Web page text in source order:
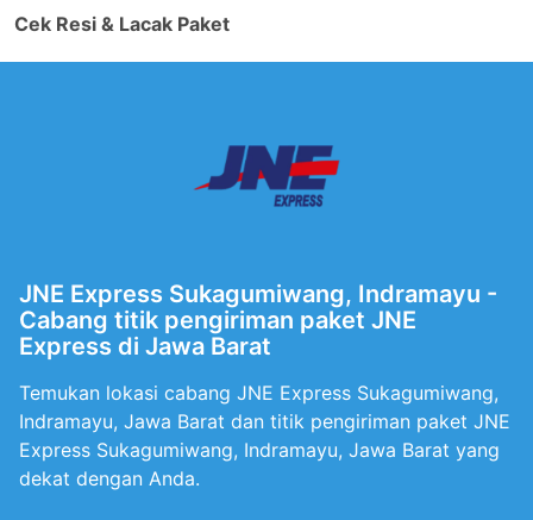
Cek Resi & Lacak Paket
JNE Express Sukagumiwang, Indramayu -
Cabang titik pengiriman paket JNE
Express di Jawa Barat
Temukan lokasi cabang JNE Express Sukagumiwang,
Indramayu, Jawa Barat dan titik pengiriman paket JNE
Express Sukagumiwang, Indramayu, Jawa Barat yang
dekat dengan Anda.